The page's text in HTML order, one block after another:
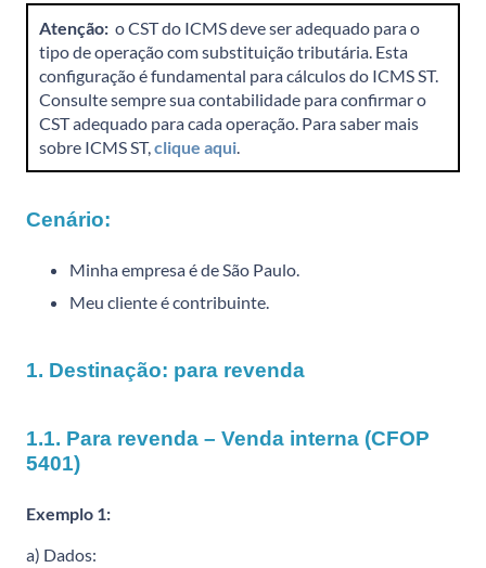
Atenção: o CST do ICMS deve ser adequado para o
tipo de operação com substituição tributária. Esta
configuração é fundamental para cálculos do ICMS ST.
Consulte sempre sua contabilidade para confirmar o
CST adequado para cada operação. Para saber mais
sobre ICMS ST, clique aqui
Cenário:
Minha empresa é de São Paulo.
Meu cliente é contribuinte.
1. Destinação: para revenda
1.1. Para revenda – Venda interna (CFOP
5401)
Exemplo 1:
a) Dados: